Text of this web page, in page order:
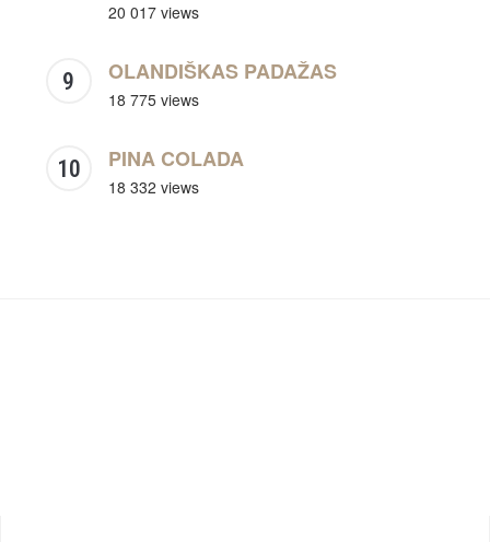
20 017 views
OLANDIŠKAS PADAŽAS
18 775 views
PINA COLADA
18 332 views